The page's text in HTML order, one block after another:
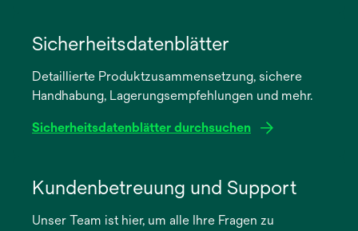
neuen
Registerkarte
Sicherheitsdatenblätter
Detaillierte Produktzusammensetzung, sichere
Handhabung, Lagerungsempfehlungen und mehr.
Sicherheitsdatenblätter durchsuchen
neuen
Kundenbetreuung und Support
Unser Team ist hier, um alle Ihre Fragen zu